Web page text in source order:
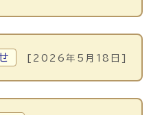
[2026年5月18日]